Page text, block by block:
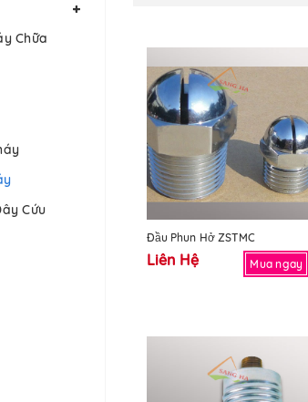
Đầu Phun Hở ZSTMC
Liên Hệ Mua ngay
Chữa
Cứu